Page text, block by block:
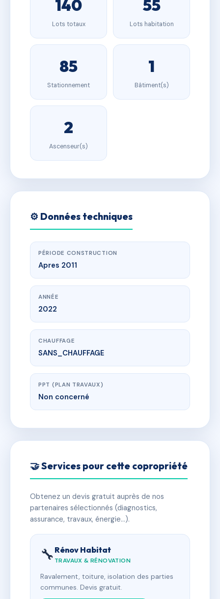
140
Lots totaux
55
Lots habitation
85
Stationnement
1
Bâtiment(s)
2
Ascenseur(s)
⚙️ Données techniques
PÉRIODE CONSTRUCTION
Apres 2011
ANNÉE
2022
CHAUFFAGE
SANS_CHAUFFAGE
PPT (PLAN TRAVAUX)
Non concerné
🤝 Services pour cette copropriété
Obtenez un devis gratuit auprès de nos
partenaires sélectionnés (diagnostics,
assurance, travaux, énergie…).
🔧 Rénov Habitat
TRAVAUX & RÉNOVATION
Ravalement, toiture, isolation des parties
communes. Devis gratuit.